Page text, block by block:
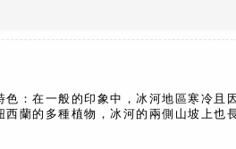
色：在一般的印象中，冰河地區寒冷
西蘭的多種植物，冰河的兩側山坡上